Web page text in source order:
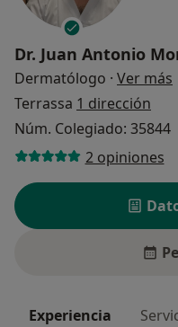
Dr. Juan Antonio
Dermatólogo · Ver más
Terrassa 1 dirección
Núm. Colegiado: 35844
2 opiniones
Experiencia